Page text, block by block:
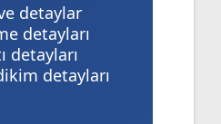
detaylar
detayları
detayları
detayları